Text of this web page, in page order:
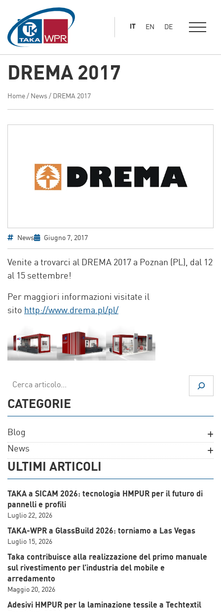
contenuto
principale
IT EN DE
DREMA 2017
Home / News / DREMA 2017
News Giugno 7, 2017
Venite a trovarci al DREMA 2017 a Poznan (PL), dal 12
al 15 settembre!
Per maggiori informazioni visitate il
sito http://www.drema.pl/pl/
Cerca
CATEGORIE
Blog
News
ULTIMI ARTICOLI
TAKA a SICAM 2026: tecnologia HMPUR per il futuro di
pannelli e profili
Luglio 22, 2026
TAKA-WPR a GlassBuild 2026: torniamo a Las Vegas
Luglio 15, 2026
Taka contribuisce alla realizzazione del primo manuale
sul rivestimento per l’industria del mobile e
arredamento
Maggio 20, 2026
Adesivi HMPUR per la laminazione tessile a Techtextil